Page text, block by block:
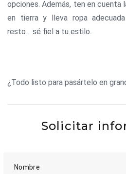
opciones. Además, ten en cuenta
en tierra y lleva ropa
resto… sé fiel a tu estilo.
¿Todo listo para pasártelo en
Solicitar
Nombre